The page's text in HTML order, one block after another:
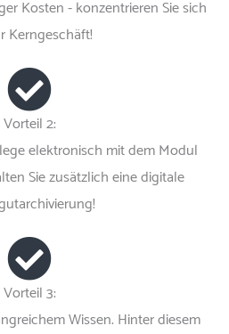
Kosten - konzentrieren Sie sich
Kerngeschäft!
Vorteil 2:
elektronisch mit dem Modul
Sie zusätzlich eine digitale
Vorteil 3:
Wissen. Hinter diesem